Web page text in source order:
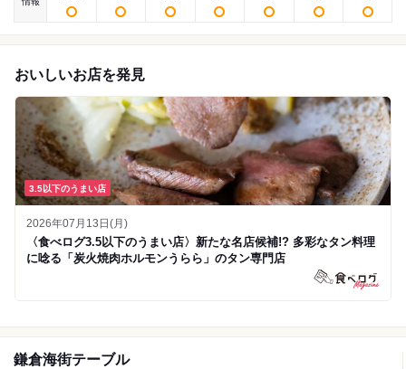
おいしいお店を発見
3.5以下のうまい店
2026年07月13日(月)
〈食べログ3.5以下のうまい店〉新たな名店候補!? 多彩なタン料理
に唸る「炭火焼肉ホルモンうらら」のタン専門店
鎌倉海街テーブル